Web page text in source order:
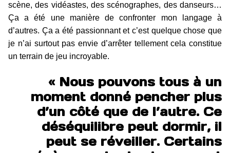
scène, des vidéastes, des scénographes, des danseurs…
Ça a été une manière de confronter mon langage à
d’autres. Ça a été passionnant et c’est quelque chose que
je n’ai surtout pas envie d’arrêter tellement cela constitue
un terrain de jeu incroyable.
« Nous pouvons tous à un
moment donné pencher plus
d’un côté que de l’autre. Ce
déséquilibre peut dormir, il
peut se réveiller. Certains